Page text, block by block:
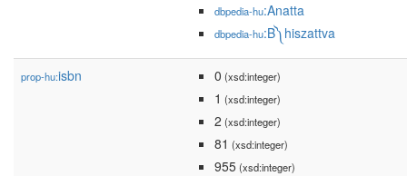
dbpedia-hu:Anatta
dbpedia-hu:B༽hiszattva
prop-hu:isbn 0 (xsd:integer)
1 (xsd:integer)
2 (xsd:integer)
81 (xsd:integer)
955(xsd:integer)